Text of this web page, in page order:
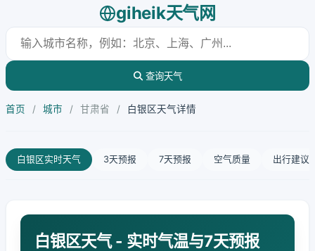
giheik天气网
查询天气
首页 / 城市 / 甘肃省 / 白银区天气详情
白银区实时天气 3天预报 7天预报 空气质量 出行建议
白银区天气 - 实时气温与7天预报